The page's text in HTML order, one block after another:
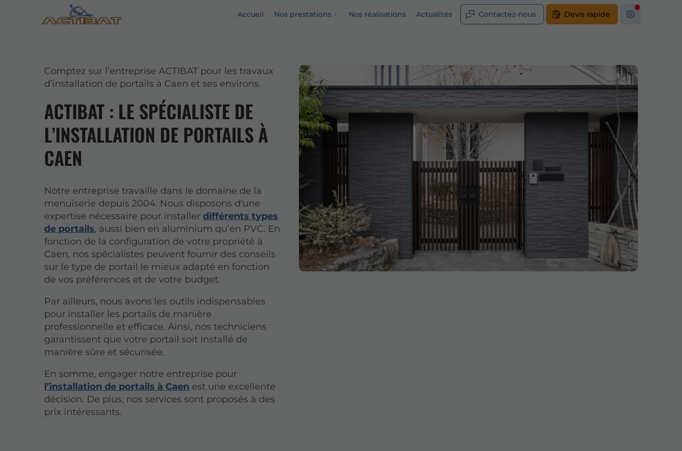
Accueil Nos prestations Nos réalisations Actualités Contactez-nous Devis rapide
Comptez sur l’entreprise ACTIBAT pour les travaux
d’installation de portails à Caen et ses environs.
ACTIBAT : LE SPÉCIALISTE DE
L’INSTALLATION DE PORTAILS À
CAEN
Notre entreprise travaille dans le domaine de la
menuiserie depuis 2004. Nous disposons d'une
expertise nécessaire pour installer différents types
de portails, aussi bien en aluminium qu’en PVC. En
fonction de la configuration de votre propriété à
Caen, nos spécialistes peuvent fournir des conseils
sur le type de portail le mieux adapté en fonction
de vos préférences et de votre budget.
Par ailleurs, nous avons les outils indispensables
pour installer les portails de manière
professionnelle et efficace. Ainsi, nos techniciens
garantissent que votre portail soit installé de
manière sûre et sécurisée.
En somme, engager notre entreprise pour
l’installation de portails à Caen est une excellente
décision. De plus, nos services sont proposés à des
prix intéressants.